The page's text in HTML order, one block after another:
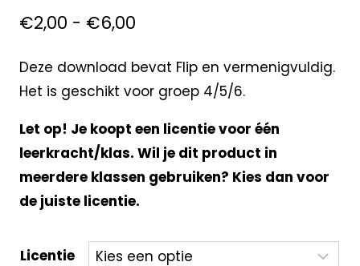
€2,00 - €6,00
Deze download bevat Flip en vermenigvuldig.
Het is geschikt voor groep 4/5/6.
Let op! Je koopt een licentie voor één
leerkracht/klas. Wil je dit product in
meerdere klassen gebruiken? Kies dan voor
de juiste licentie.
Licentie